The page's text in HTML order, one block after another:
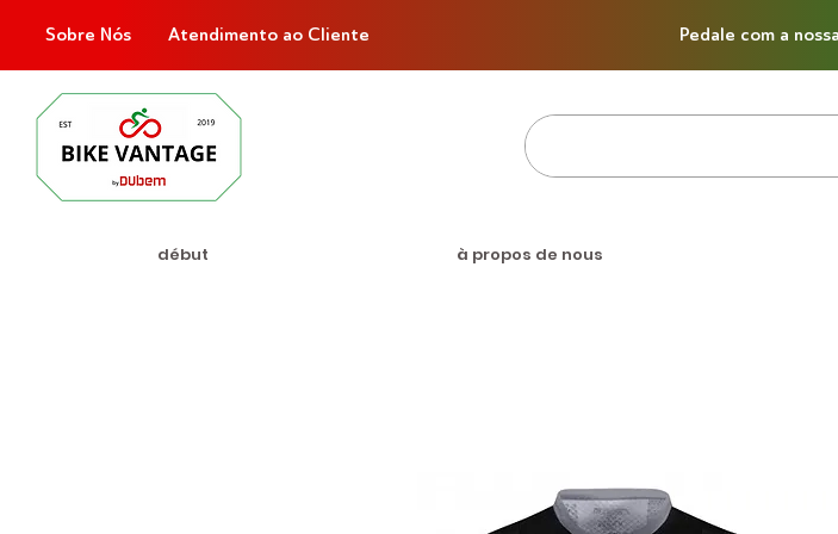
Sobre Nós Atendimento ao Cliente Pedale com a
début à propos de nous